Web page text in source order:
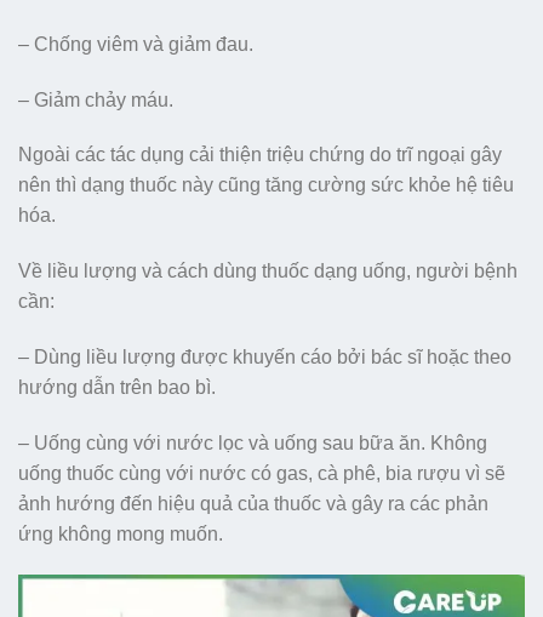
– Chống viêm và giảm đau.
– Giảm chảy máu.
Ngoài các tác dụng cải thiện triệu chứng do trĩ ngoại gây
nên thì dạng thuốc này cũng tăng cường sức khỏe hệ tiêu
hóa.
Về liều lượng và cách dùng thuốc dạng uống, người bệnh
cần:
– Dùng liều lượng được khuyến cáo bởi bác sĩ hoặc theo
hướng dẫn trên bao bì.
– Uống cùng với nước lọc và uống sau bữa ăn. Không
uống thuốc cùng với nước có gas, cà phê, bia rượu vì sẽ
ảnh hướng đến hiệu quả của thuốc và gây ra các phản
ứng không mong muốn.